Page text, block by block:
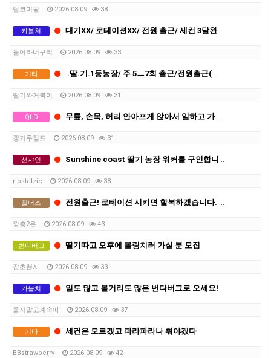
달코미팜 2026.08.09 38
카불쳐 대기XX/ 로테이션XX/ 전원 출근/ 세컨 3달완성
울어라너구리 2026.08.09 33
기타 .딸.기.1등농장/ 주 5ㅡ7회 출근/전원출근(로테이션XX)/ 신식트롤리
딸기와거북이 2026.08.09 31
QLD 무릎, 손목, 허리 안아프게 앉아서 일하고 가벼운 딸기 따세요
캥거루점프 2026.08.09 31
선샤인 Sunshine coast 딸기 농장 워커를 구인합니다.
nostalzic 2026.08.09 38
칠더스 전원출근! 로테이션 시키면 할복하겠습니다. 세컨 딱 13주만에 따고 시티가세요
깡총2은 2026.08.09 43
번다버그 딸기따고 오후에 볼링치러 가실 분 모집
잡초뽑자 2026.08.09 33
카불쳐 일도 많고 볼거리도 많은 번다버그로 오세요!
울지말고계속따 2026.08.09 37
기타 세컨은 모르겠고 파라파라나 춰야겠다
BBstrawberry 2026.08.09 42